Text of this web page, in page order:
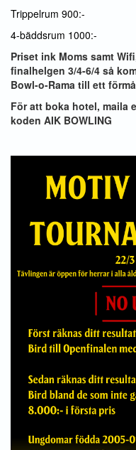
Trippelrum 900:-
4-bäddsrum 1000:-
Priset ink Moms samt
finalhelgen 3/4-6/4 så
Bowl-o-Rama till ett
För att boka hotel, maila
koden AIK BOWLING